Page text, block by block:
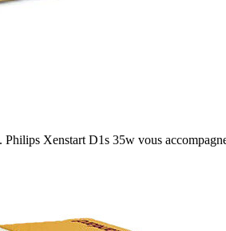
Xenstart D1s 35w vous